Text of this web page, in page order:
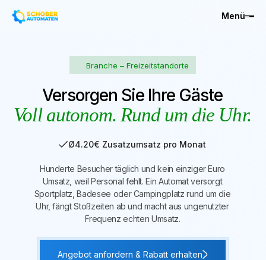
Menü
Branche – Freizeitstandorte
Versorgen Sie Ihre Gäste
Voll autonom. Rund um die Uhr.
Ø4.20€ Zusatzumsatz pro Monat
Hunderte Besucher täglich und kein einziger Euro
Umsatz, weil Personal fehlt. Ein Automat versorgt
Sportplatz, Badesee oder Campingplatz rund um die
Uhr, fängt Stoßzeiten ab und macht aus ungenutzter
Frequenz echten Umsatz.
Angebot anfordern & Rabatt erhalten